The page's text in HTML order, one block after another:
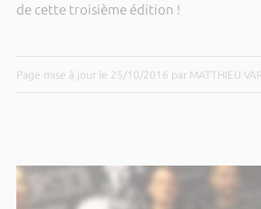
de cette troisième édition !
Page mise à jour le 25/10/2016 par MATTHIEU